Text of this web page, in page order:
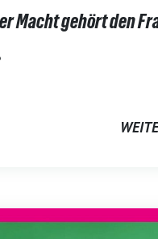
Macht gehört den